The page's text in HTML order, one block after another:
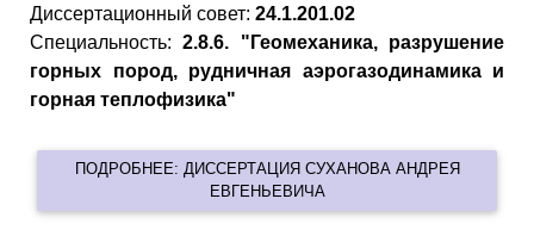
Диссертационный совет: 24.1.201.02
Специальность:2.8.6. "Геомеханика, разрушение
горных пород, рудничная аэрогазодинамика и
горная теплофизика"
ПОДРОБНЕЕ: ДИССЕРТАЦИЯ СУХАНОВА АНДРЕЯ
ЕВГЕНЬЕВИЧА